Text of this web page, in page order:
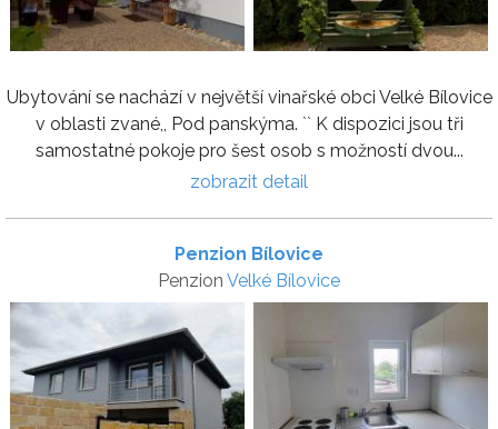
Ubytování se nachází v největší vinařské obci Velké Bílovice
v oblasti zvané,, Pod panskýma. `` K dispozici jsou tři
samostatné pokoje pro šest osob s možností dvou...
zobrazit detail
Penzion Bílovice
Penzion Velké Bílovice